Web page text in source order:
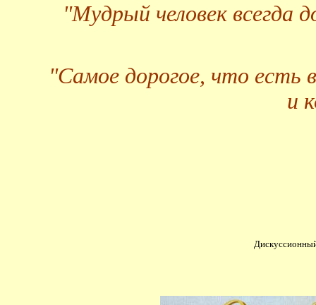
"Мудрый человек всегда
"Самое дорогое, что есть
и